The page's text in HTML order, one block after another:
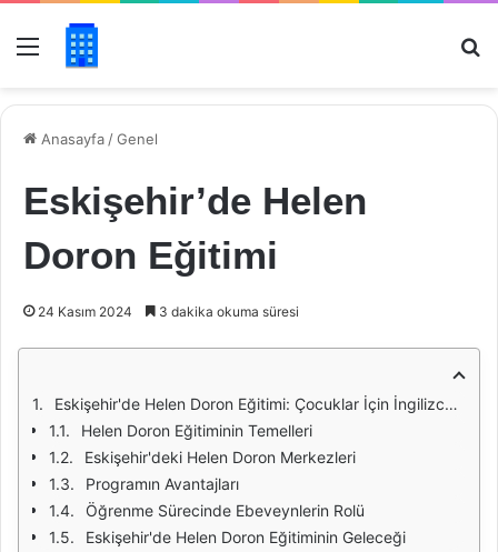
Menü
Anasayfa /Genel
Eskişehir’de Helen
Doron Eğitimi
24 Kasım 2024 3 dakika okuma süresi
Eskişehir'de Helen Doron Eğitimi: Çocuklar İçin İngilizce Öğrenmenin Eğlenceli Yolu
Helen Doron Eğitiminin Temelleri
Eskişehir'deki Helen Doron Merkezleri
Programın Avantajları
Öğrenme Sürecinde Ebeveynlerin Rolü
Eskişehir'de Helen Doron Eğitiminin Geleceği